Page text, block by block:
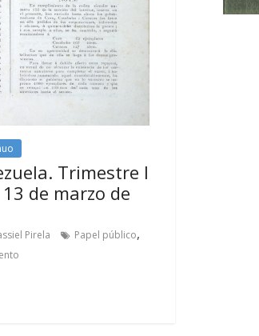
Trimestre I
de marzo de
Pirela Papel público,